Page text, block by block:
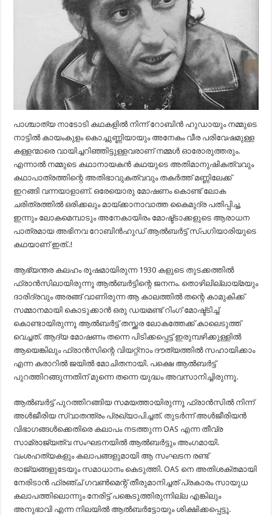
പാശ്ചാത്യ നാടോടി കഥകളില്‍ നിന്ന് റോബിന്‍ ഹുഡായും നമ്മുടെ
നാട്ടില്‍ കായംകുളം കൊച്ചുണ്ണിയായും അനേകം വീര പരിവേഷമുള്ള
കള്ളന്മാരെ വായിച്ചറിഞ്ഞിട്ടുള്ളവരാണ് നമ്മള്‍ ഓരോരുത്തരും.
എന്നാല്‍ നമ്മുടെ കഥാനായകന്‍ കഥയുടെ അതിമാനുഷികത്വവും
കഥാപാത്രത്തിന്റെ അതിഭാവുകത്വവും തകര്‍ത്ത് മണ്ണിലേക്ക്
ഇറങ്ങി വന്നയാളാണ്. ഒരേയൊരു മോഷണം കൊണ്ട് ലോക
ചരിത്രത്തില്‍ ഒരിക്കലും മായ്ക്കാനാവാത്ത കൈമുദ്ര പതിപ്പിച്ച,
ഇന്നും ലോകമെമ്പാടും അനേകായിരം മോഷ്ട്ടാക്കളുടെ ആരാധന
പാത്രമായ അഭിനവ റോബിന്‍ഹുഡ് ആല്‍ബര്‍ട്ട് സ്പഗിയാരിയുടെ
കഥയാണ് ഇത്..!
ആഭ്യന്തര കലഹം രൂഷമായിരുന്ന 1930 കളുടെ തുടക്കത്തില്‍
ഫ്രാന്‍സിലായിരുന്നൂ ആല്‍ബര്‍ട്ടിന്റെ ജനനം. തൊഴിലില്ലായ്മയും
ദാരിദ്രവും അരങ്ങ് വാണിരുന്ന ആ കാലത്തില്‍ തന്റെ കാമുകിക്ക്
സമ്മാനമായി കൊടുക്കാന്‍ ഒരു ഡയമണ്ട് റിംഗ് മോഷ്ട്ടിച്ച്
കൊണ്ടായിരുന്നൂ ആല്‍ബര്‍ട്ട് തസ്ക്കര ലോകത്തേക്ക് കാലെടുത്ത്
വെച്ചത്. ആദ്യ മോഷണം തന്നെ പിടിക്കപ്പെട്ട് ഇരുമ്പഴിക്കുള്ളില്‍
ആയെങ്കിലും ഫ്രാന്‍സിന്റെ വിയറ്റ്നാം ദൗത്യത്തില്‍ സഹായിക്കാം
എന്ന കരാറില്‍ ജയില്‍ മോചിതനായി. പക്ഷെ ആല്‍ബര്‍ട്ട്
പുറത്തിറങ്ങുന്നതിന് മുന്നെ തന്നെ യുദ്ധം അവസാനിച്ചിരുന്നൂ.
ആല്‍ബര്‍ട്ട് പുറത്തിറങ്ങിയ സമയത്തായിരുന്നൂ ഫ്രാന്‍സില്‍ നിന്ന്
അള്‍ജീരിയ സ്വാതന്ത്രം പ്രഖ്യാപിച്ചത്. തുടര്‍ന്ന് അള്‍ജീരിയന്‍
വിഭാഗങ്ങള്‍ക്കെതിരെ കലാപം നടത്തുന്ന OAS എന്ന തീവ്ര
സാമ്രാജ്യത്വ സംഘടനയില്‍ ആല്‍ബര്‍ട്ടും അംഗമായി.
വംശഹത്യകളും കലാപങ്ങളുമായി ആ സംഘടന രണ്ട്
രാജ്യങ്ങളുടേയും സമാധാനം കെടുത്തി. OAS നെ അതിശക്തമായി
നേരിടാന്‍ ഫ്രഞ്ച് ഗവണ്‍മെന്റ് തീരുമാനിച്ചത് പ്രകാരം സായുധ
കലാപത്തിലൊന്നും നേരിട്ട് പങ്കെടുത്തിരുന്നില്ല എങ്കിലും
അനുഭാവി എന്ന നിലയില്‍ ആല്‍ബര്‍ട്ടോയും ശിക്ഷിക്കപ്പെട്ടൂ.